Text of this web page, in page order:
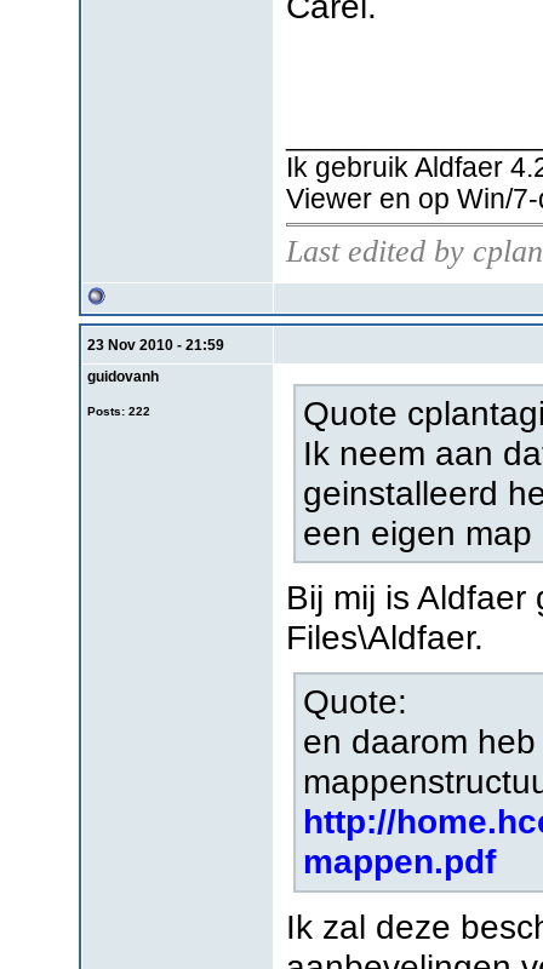
Ik gebruik Aldfaer
Viewer en op Win/
Last edited by
23 Nov 2010 - 21:59
guidovanh
Posts: 222
Quote
Ik neem aan
geinstalleerd
een eigen
Bij mij is
Files\Aldfaer.
Quote:
en daarom
http://
mappen.pdf
Ik zal deze